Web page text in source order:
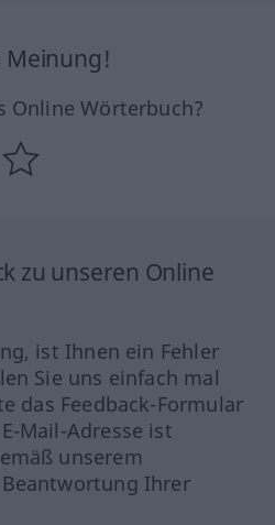
Meinung!
Online Wörterbuch?
zu unseren Online
ist Ihnen ein Fehler
Sie uns einfach mal
das Feedback-Formular
Mail-Adresse ist
unserem
Ihrer